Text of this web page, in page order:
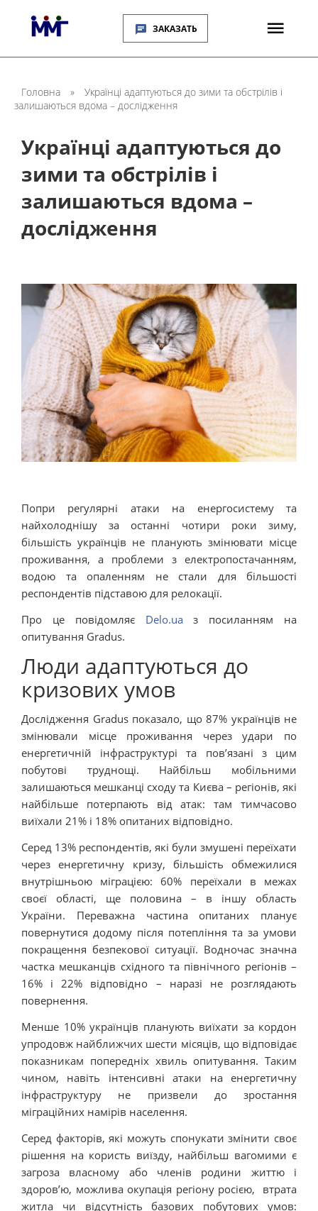
ЗАКАЗАТЬ
Головна »
Українці адаптуються до зими та обстрілів і
залишаються вдома – дослідження
Українці адаптуються до
зими та обстрілів і
залишаються вдома –
дослідження
Попри регулярні атаки на енергосистему та
найхолоднішу за останні чотири роки зиму,
більшість українців не планують змінювати місце
проживання, а проблеми з електропостачанням,
водою та опаленням не стали для більшості
респондентів підставою для релокації.
Про це повідомляє Delo.uaз посиланням на
опитування Gradus.
Люди адаптуються до
кризових умов
Дослідження Gradus показало, що 87% українців не
змінювали місце проживання через удари по
енергетичній інфраструктурі та пов’язані з цим
побутові труднощі. Найбільш мобільними
залишаються мешканці сходу та Києва – регіонів, які
найбільше потерпають від атак: там тимчасово
виїхали 21% і 18% опитаних відповідно.
Серед 13% респондентів, які були змушені переїхати
через енергетичну кризу, більшість обмежилися
внутрішньою міграцією: 60% переїхали в межах
своєї області, ще половина – в іншу область
України. Переважна частина опитаних планує
повернутися додому після потепління та за умови
покращення безпекової ситуації. Водночас значна
частка мешканців східного та північного регіонів –
16% і 22% відповідно – наразі не розглядають
повернення.
Менше 10% українців планують виїхати за кордон
упродовж найближчих шести місяців, що відповідає
показникам попередніх хвиль опитування. Таким
чином, навіть інтенсивні атаки на енергетичну
інфраструктуру не призвели до зростання
міграційних намірів населення.
Серед факторів, які можуть спонукати змінити своє
рішення на користь виїзду, найбільш вагомими є
загроза власному або членів родини життю і
здоров’ю, можлива окупація регіону росією, втрата
житла чи відсутність базових побутових умов: